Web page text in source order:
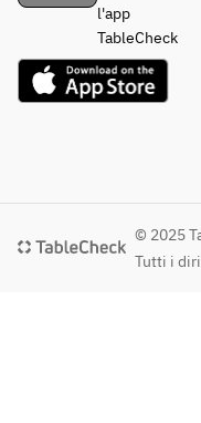
l'app
TableCheck
© 2025
Tutti i